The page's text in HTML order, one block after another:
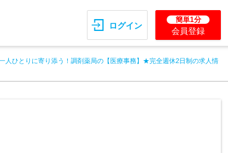
ログイン
簡単1分
会員登録
人ひとりに寄り添う！調剤薬局の【医療事務】★完全週休2日制の求人情